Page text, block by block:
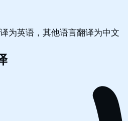
为英语，其他语言翻译为中文